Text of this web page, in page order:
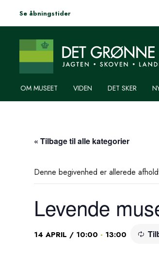
Se åbningstider
OM MUSEET VIDEN DET SKER
« Tilbage til alle kategorier
Denne begivenhed er allerede
Levende
14 APRIL / 10:00 - 13:00